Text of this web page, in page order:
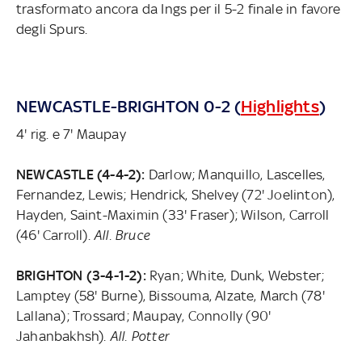
trasformato ancora da Ings per il 5-2 finale in favore
degli Spurs.
NEWCASTLE-BRIGHTON 0-2 (Highlights)
4' rig. e 7' Maupay
NEWCASTLE (4-4-2): Darlow; Manquillo, Lascelles,
Fernandez, Lewis; Hendrick, Shelvey (72' Joelinton),
Hayden, Saint-Maximin (33' Fraser); Wilson, Carroll
(46' Carroll). All. Bruce
BRIGHTON (3-4-1-2):Ryan; White, Dunk, Webster;
Lamptey (58' Burne), Bissouma, Alzate, March (78'
Lallana); Trossard; Maupay, Connolly (90'
Jahanbakhsh). All. Potter